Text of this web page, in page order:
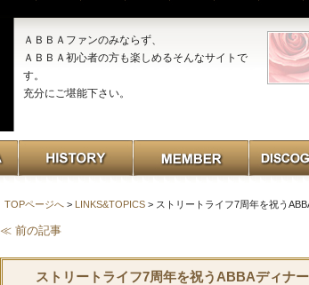
ＡＢＢＡファンのみならず、
ＡＢＢＡ初心者の方も楽しめるそんなサイトで
す。
充分にご堪能下さい。
TOPページへ > LINKS&TOPICS > ストリートライフ7周年を祝う
≪ 前の記事
ストリートライフ7周年を祝うABBAディナ